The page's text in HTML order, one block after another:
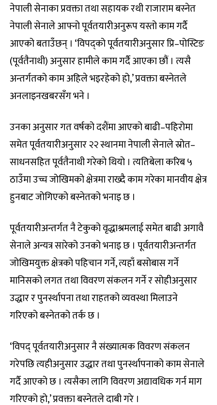
नेपाली सेनाका प्रवक्ता तथा सहायक रथी राजाराम बस्नेत
नेपाली सेनाले आफ्नो पूर्वतयारीअनुरूप यस्तो काम गर्दै
आएको बताउँछन् । ‘विपद्को पूर्वतयारीअनुसार प्रि–पोस्टिङ
(पूर्वतैनाथी) अनुसार हामीले काम गर्दै आएका छौं । त्यसै
अन्तर्गतको काम अहिले भइरहेको हो,’ प्रवक्ता बस्नेतले
अनलाइनखबरसँग भने ।
उनका अनुसार गत वर्षको दशैंमा आएको बाढी–पहिरोमा
समेत पूर्वतयारीअनुसार २२ स्थानमा नेपाली सेनाले स्रोत–
साधनसहित पूर्वतैनाथी गरेको थियो । त्यतिबेला करिब ५
ठाउँमा उच्च जोखिमको क्षेत्रमा राख्दै काम गरेका मानवीय क्षेत्र
हुनबाट जोगिएको बस्नेतको भनाइ छ ।
पूर्वतयारीअन्तर्गत नै टेकुको वृद्धाश्रमलाई समेत बाढी अगावै
सेनाले अन्यत्र सारेको उनको भनाइ छ । पूर्वतयारीअन्तर्गत
जोखिमयुक्त क्षेत्रको पहिचान गर्ने, त्यहाँ बसोबास गर्ने
मानिसको लगत तथा विवरण संकलन गर्ने र सोहीअनुसार
उद्धार र पुनर्स्थापना तथा राहतको व्यवस्था मिलाउने
गरिएको बस्नेतको तर्क छ ।
‘विपद् पूर्वतयारीअनुसार नै संख्यात्मक विवरण संकलन
गरेपछि त्यहीअनुसार उद्धार तथा पुनर्स्थापनाको काम सेनाले
गर्दै आएको छ । त्यसैका लागि विवरण अद्यावधिक गर्न माग
गरिएको हो,’ प्रवक्ता बस्नेतले दाबी गरे ।